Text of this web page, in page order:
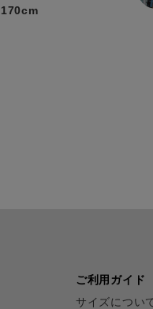
170cm
ご利用ガイド
サイズについ